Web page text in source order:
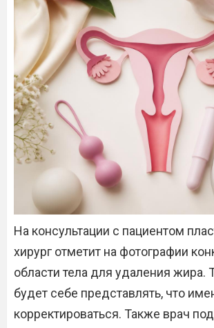
На консультации с пациентом
хирург отметит на фотографии
области тела для удаления жира.
будет себе представлять, что
корректироваться. Также врач